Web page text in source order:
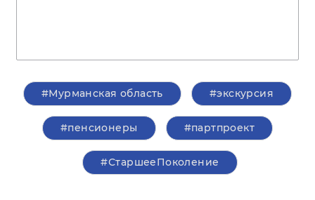
#Мурманская область #экскурсия
#пенсионеры #партпроект
#СтаршееПоколение